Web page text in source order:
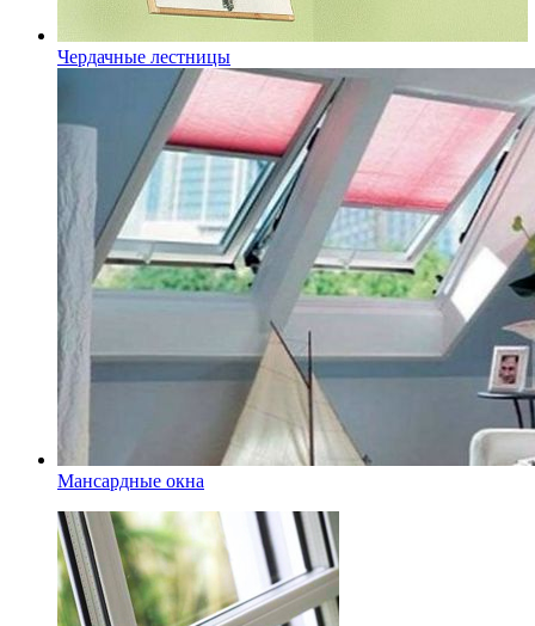
Чердачные лестницы
Мансардные окна